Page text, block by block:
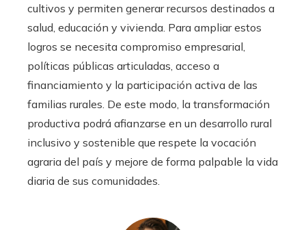
cultivos y permiten generar recursos destinados a
salud, educación y vivienda. Para ampliar estos
logros se necesita compromiso empresarial,
políticas públicas articuladas, acceso a
financiamiento y la participación activa de las
familias rurales. De este modo, la transformación
productiva podrá afianzarse en un desarrollo rural
inclusivo y sostenible que respete la vocación
agraria del país y mejore de forma palpable la vida
diaria de sus comunidades.